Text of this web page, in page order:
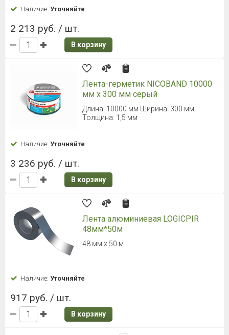
Наличие: Уточняйте
2 213 руб. / шт.
В корзину
Лента-герметик NICOBAND 10000
мм х 300 мм серый
Длина: 10000 мм Ширина: 300 мм
Толщина: 1,5 мм
Наличие: Уточняйте
3 236 руб. / шт.
В корзину
Лента алюминиевая LOGICPIR
48мм*50м
48 мм х 50 м
Наличие: Уточняйте
917 руб. / шт.
В корзину